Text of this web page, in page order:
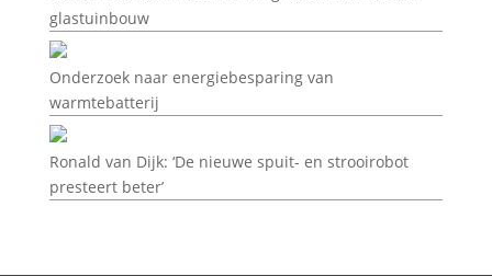
glastuinbouw
Onderzoek naar energiebesparing van
warmtebatterij
Ronald van Dijk: ‘De nieuwe spuit- en strooirobot
presteert beter’